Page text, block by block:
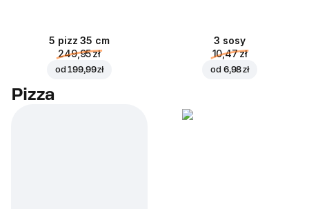
5 pizz 35 cm
249,95 zł
od199,99 zł
3 sosy
10,47 zł
od 6,98 zł
Pizza